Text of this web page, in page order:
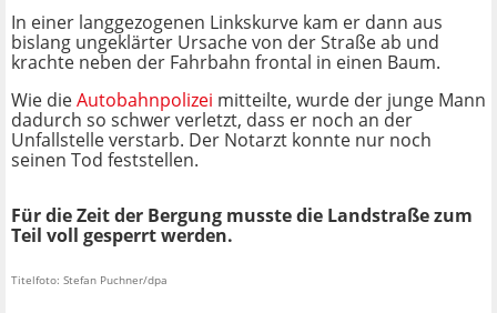
In einer langgezogenen Linkskurve kam er dann aus
bislang ungeklärter Ursache von der Straße ab und
krachte neben der Fahrbahn frontal in einen Baum.
Wie dieAutobahnpolizei mitteilte, wurde der junge Mann
dadurch so schwer verletzt, dass er noch an der
Unfallstelle verstarb. Der Notarzt konnte nur noch
seinen Tod feststellen.
Für die Zeit der Bergung musste die Landstraße zum
Teil voll gesperrt werden.
Titelfoto: Stefan Puchner/dpa